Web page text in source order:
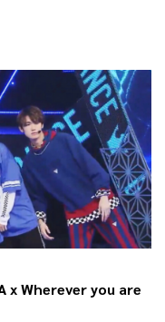
x Wherever you are